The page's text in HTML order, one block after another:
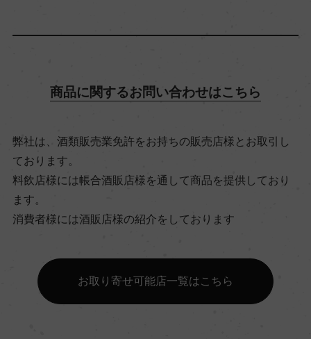
ビオ情報・認証機関
ー
有機JAS認証
コンクール入賞歴
商品に関するお問い合わせはこちら
弊社は、酒類販売業免許をお持ちの販売店様とお取引し
ております。
料飲店様には帳合酒販店様を通して商品を提供しており
ます。
消費者様には酒販店様の紹介をしております
お取り寄せ可能店一覧はこちら